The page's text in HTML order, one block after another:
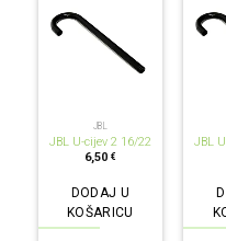
JBL
JBL U-cijev 2 16/22
6,50€
DODAJ U
KOŠARICU
JBL